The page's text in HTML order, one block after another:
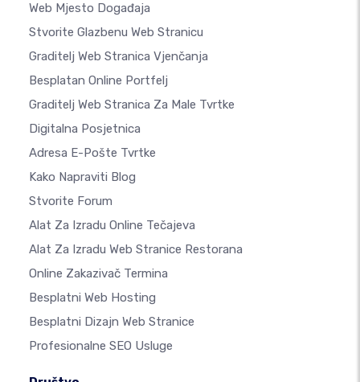
Web Mjesto Događaja
Stvorite Glazbenu Web Stranicu
Graditelj Web Stranica Vjenčanja
Besplatan Online Portfelj
Graditelj Web Stranica Za Male Tvrtke
Digitalna Posjetnica
Adresa E-Pošte Tvrtke
Kako Napraviti Blog
Stvorite Forum
Alat Za Izradu Online Tečajeva
Alat Za Izradu Web Stranice Restorana
Online Zakazivač Termina
Besplatni Web Hosting
Besplatni Dizajn Web Stranice
Profesionalne SEO Usluge